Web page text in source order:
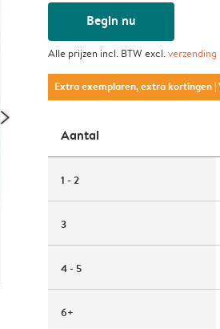
Begin nu
Alle prijzen incl. BTW excl.verzending
Extra exemplaren, extra kortingen|
Aantal
1 - 2
3
4 - 5
6+